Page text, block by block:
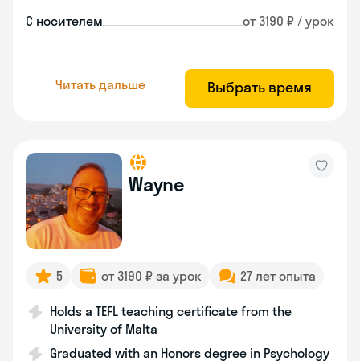
С носителем от 3190 ₽ / урок
Читать дальше Выбрать время
Wayne
5 от 3190 ₽ за урок 27 лет опыта
Holds a TEFL teaching certificate from the
University of Malta
Graduated with an Honors degree in Psychology